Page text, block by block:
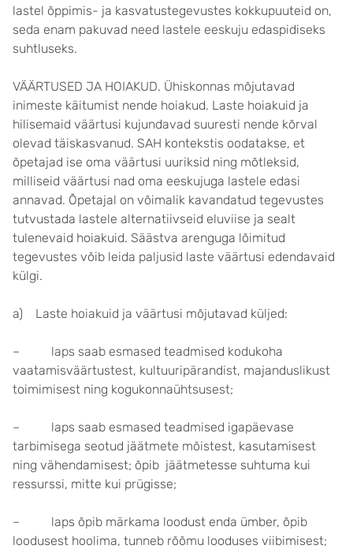
lastel õppimis- ja kasvatustegevustes kokkupuuteid on,
seda enam pakuvad need lastele eeskuju edaspidiseks
suhtluseks.
VÄÄRTUSED JA HOIAKUD. Ühiskonnas mõjutavad
inimeste käitumist nende hoiakud. Laste hoiakuid ja
hilisemaid väärtusi kujundavad suuresti nende kõrval
olevad täiskasvanud. SAH kontekstis oodatakse, et
õpetajad ise oma väärtusi uuriksid ning mõtleksid,
milliseid väärtusi nad oma eeskujuga lastele edasi
annavad. Õpetajal on võimalik kavandatud tegevustes
tutvustada lastele alternatiivseid eluviise ja sealt
tulenevaid hoiakuid. Säästva arenguga lõimitud
tegevustes võib leida paljusid laste väärtusi edendavaid
külgi.
a) Laste hoiakuid ja väärtusi mõjutavad küljed:
– laps saab esmased teadmised kodukoha
vaatamisväärtustest, kultuuripärandist, majanduslikust
toimimisest ning kogukonnaühtsusest;
– laps saab esmased teadmised igapäevase
tarbimisega seotud jäätmete mõistest, kasutamisest
ning vähendamisest; õpib jäätmetesse suhtuma kui
ressurssi, mitte kui prügisse;
– laps õpib märkama loodust enda ümber, õpib
loodusest hoolima, tunneb rõõmu looduses viibimisest;